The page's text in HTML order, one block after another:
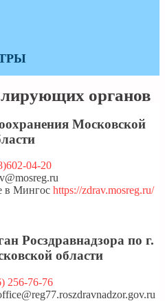
органов
Московской
04-20
в Мингос https://zdrav.mosreg.ru/
Росздравнадзора по г.
области
256-76-76